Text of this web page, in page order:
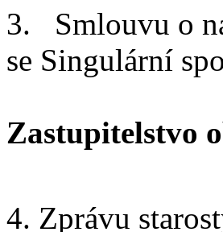
3. Smlouvu o
se Singulární
Zastupitelstvo
Zprávu